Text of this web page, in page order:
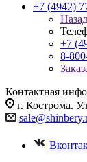
+7 (4942)
Назад
+7
8-
Контактная
г. Кострома.